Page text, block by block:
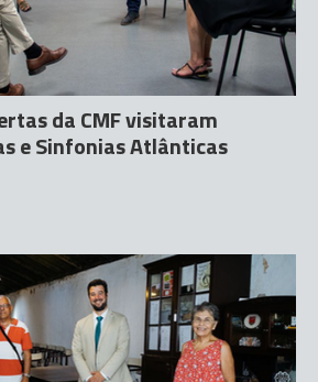
da CMF visitaram
e Sinfonias Atlânticas